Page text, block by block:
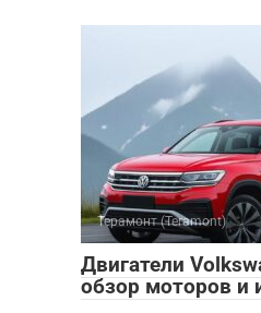
Терамонт (Teramont)
Двигатели
обзор моторов и